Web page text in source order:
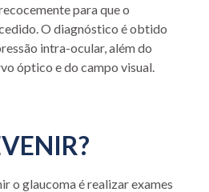
para que o
O diagnóstico é obtido
intra-ocular, além do
óptico e do campo visual.
o glaucoma é realizar exames